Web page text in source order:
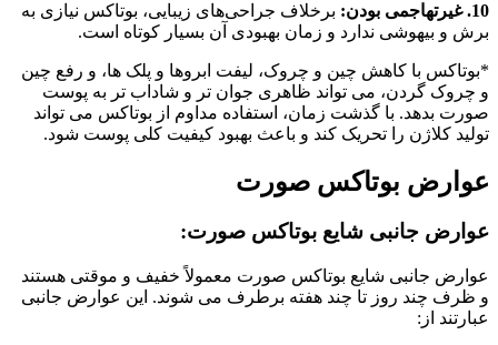
10. غیرتهاجمی بودن:
برخلاف جراحی‌های زیبایی، بوتاکس نیازی به
برش و بیهوشی ندارد و زمان بهبودی آن بسیار کوتاه است.
*بوتاکس با کاهش چین و چروک، لیفت ابروها و پلک ها، و رفع چین
و چروک گردن، می تواند ظاهری جوان تر و شاداب تر به پوست
صورت بدهد. با گذشت زمان، استفاده مداوم از بوتاکس می تواند
تولید کلاژن را تحریک کند و باعث بهبود کیفیت کلی پوست شود.
عوارض بوتاکس صورت
عوارض جانبی شایع بوتاکس صورت:
عوارض جانبی شایع بوتاکس صورت معمولاً خفیف و موقتی هستند
و ظرف چند روز تا چند هفته برطرف می شوند. این عوارض جانبی
عبارتند از: